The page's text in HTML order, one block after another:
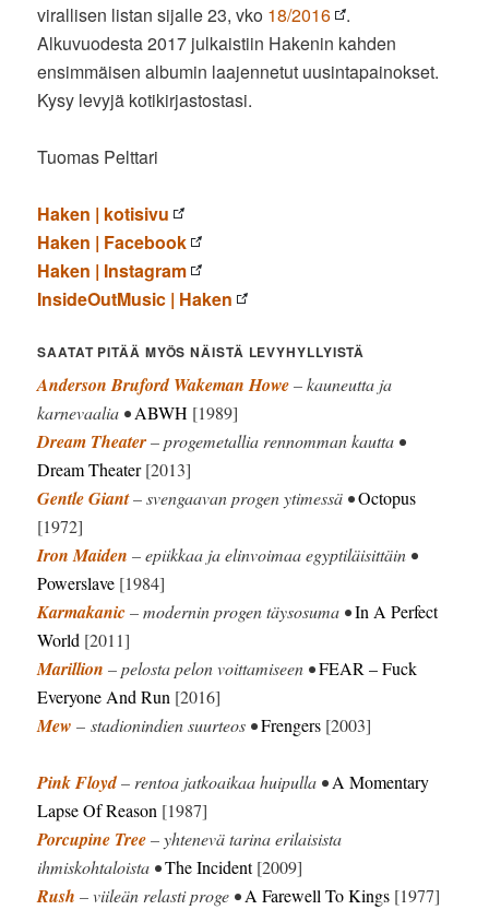
virallisen listan sijalle 23, vko 18/2016
.
Alkuvuodesta 2017 julkaistiin Hakenin kahden
ensimmäisen albumin laajennetut uusintapainokset.
Kysy levyjä kotikirjastostasi.
Tuomas Pelttari
Haken | kotisivu
Haken | Facebook
Haken | Instagram
InsideOutMusic | Haken
SAATAT PITÄÄ MYÖS NÄISTÄ LEVYHYLLYISTÄ
Anderson Bruford Wakeman Howe– kauneutta ja
karnevaalia •ABWH [1989]
Dream Theater– progemetallia rennomman kautta •
Dream Theater[2013]
Gentle Giant– svengaavan progen ytimessä •Octopus
[1972]
Iron Maiden – epiikkaa ja elinvoimaa egyptiläisittäin •
Powerslave [1984]
Karmakanic– modernin progen täysosuma •In A Perfect
World [2011]
Marillion – pelosta pelon voittamiseen •FEAR – Fuck
Everyone And Run [2016]
Mew – stadionindien suurteos •Frengers [2003]
Pink Floyd– rentoa jatkoaikaa huipulla •A Momentary
Lapse Of Reason [1987]
Porcupine Tree– yhtenevä tarina erilaisista
ihmiskohtaloista •The Incident[2009]
Rush – viileän relasti proge •A Farewell To Kings [1977]